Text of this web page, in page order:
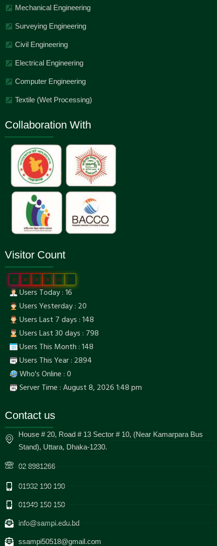
Mechanical Engineering
Surveying Engineering
Civil Engineering
Electrical Engineering
Computer Engineering
Textile (Wet Processing)
Collaboration With
Visitor Count
0 0 3 8 0 1
Users Today : 16
Users Yesterday : 20
Users Last 7 days : 148
Users Last 30 days : 798
Users This Month : 148
Users This Year : 2894
Who's Online : 0
Server Time : August 8, 2026 1:48 pm
Contact us
House # 20, Road # 13 Sector # 10, (Near Kamarpara Bus
Stand), Uttara, Dhaka-1230.
02 8981266
01932 190 190
01949 150 150
info@sampi.edu.bd
ssampi50518@gmail.com